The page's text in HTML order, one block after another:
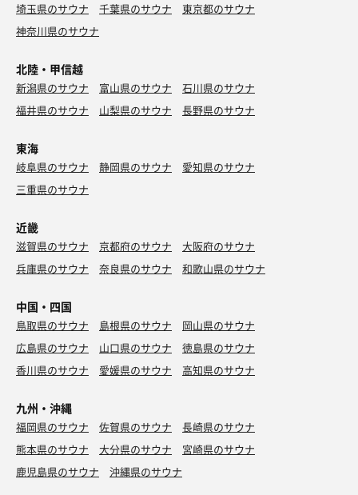
埼玉県のサウナ
千葉県のサウナ
東京都のサウナ
神奈川県のサウナ
北陸・甲信越
新潟県のサウナ 富山県のサウナ
石川県のサウナ
福井県のサウナ
山梨県のサウナ 長野県のサウナ
東海
岐阜県のサウナ 静岡県のサウナ
愛知県のサウナ
三重県のサウナ
近畿
滋賀県のサウナ 京都府のサウナ
大阪府のサウナ
兵庫県のサウナ
奈良県のサウナ 和歌山県のサウナ
中国・四国
鳥取県のサウナ 島根県のサウナ
岡山県のサウナ
広島県のサウナ
山口県のサウナ
徳島県のサウナ
香川県のサウナ
愛媛県のサウナ 高知県のサウナ
九州・沖縄
福岡県のサウナ 佐賀県のサウナ
長崎県のサウナ
熊本県のサウナ
大分県のサウナ
宮崎県のサウナ
鹿児島県のサウナ
沖縄県のサウナ